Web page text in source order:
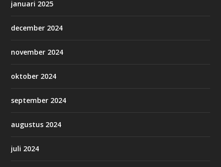
januari 2025
december 2024
november 2024
oktober 2024
september 2024
augustus 2024
juli 2024